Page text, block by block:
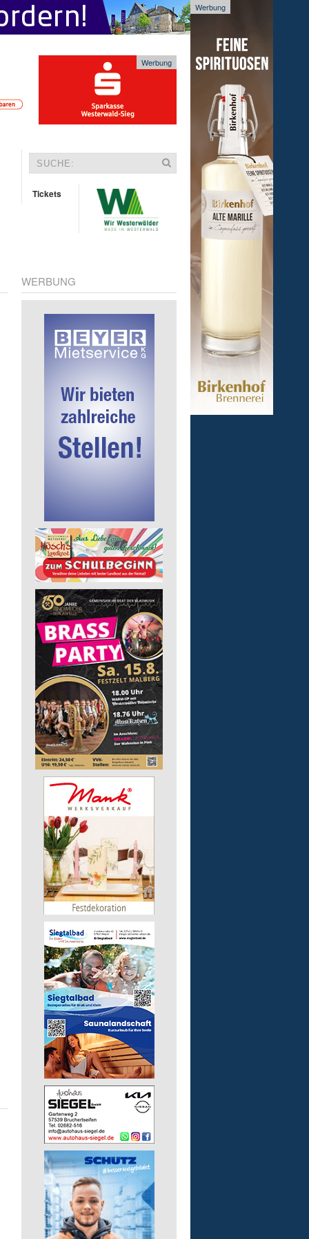
Werbung
Werbung
Tickets
WERBUNG